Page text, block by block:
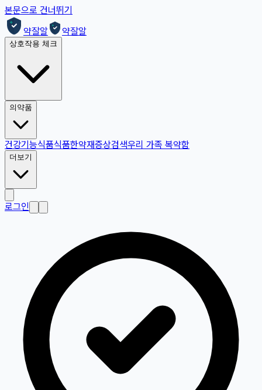
본문으로 건너뛰기
약잘알
약잘알
상호작용 체크
의약품
건강기능식품식품한약재증상검색우리 가족 복약함
더보기
로그인